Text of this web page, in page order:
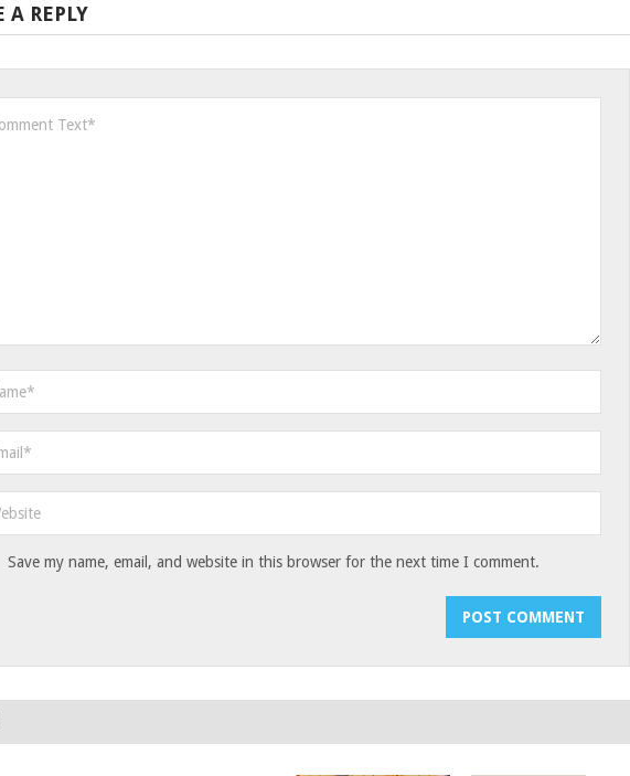
A REPLY
Save my name, email, and website in this browser for the next time I comment.